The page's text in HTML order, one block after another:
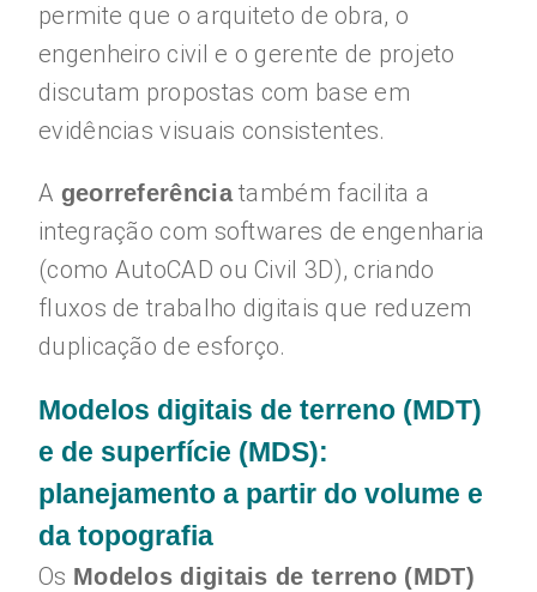
permite que o arquiteto de obra, o
engenheiro civil e o gerente de projeto
discutam propostas com base em
evidências visuais consistentes.
A georreferênciatambém facilita a
integração com softwares de engenharia
(como AutoCAD ou Civil 3D), criando
fluxos de trabalho digitais que reduzem
duplicação de esforço.
Modelos digitais de terreno (MDT)
e de superfície (MDS):
planejamento a partir do volume e
da topografia
Os Modelos digitais de terreno (MDT)